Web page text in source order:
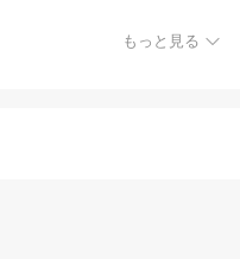
もっと見る